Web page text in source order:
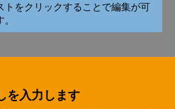
トをクリックすることで編集が可
を入力します